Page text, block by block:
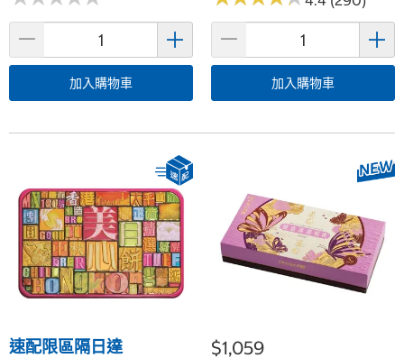
加入購物車 加入購物車
速配限區隔日達 $1,059